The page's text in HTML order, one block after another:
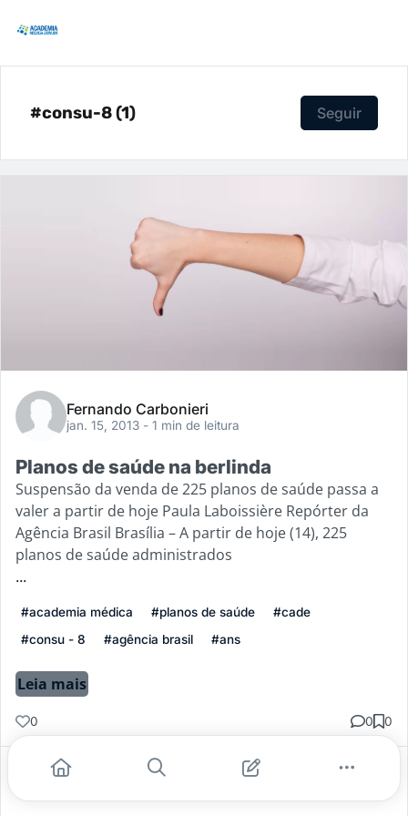
#consu-8 (1) Seguir
Fernando Carbonieri
jan. 15, 2013 - 1 min de leitura
Planos de saúde na berlinda
Suspensão da venda de 225 planos de saúde passa a
valer a partir de hoje Paula Laboissière Repórter da
Agência Brasil Brasília – A partir de hoje (14), 225
planos de saúde administrados
...
#academia médica #planos de saúde
#cade
#consu - 8
#agência brasil #ans
Leia mais
0 0 0